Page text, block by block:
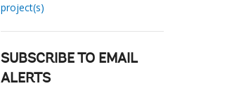
project(s)
SUBSCRIBE TO EMAIL
ALERTS